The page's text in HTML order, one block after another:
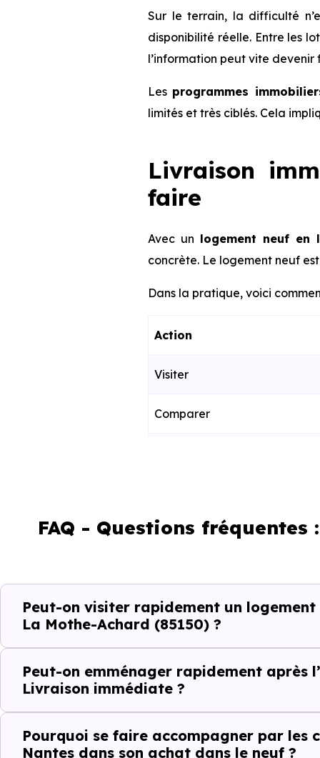
Sur le terrain, la difficulté
disponibilité réelle. Entre les
l’information peut vite devenir
Les programmes
limités et très ciblés. Cela
Livraison
faire
Avec un logement neuf en
concrète. Le logement neuf
Dans la pratique, voici
Action
Visiter
Comparer
Emménager
Ce fonctionnement est
toute projection théorique.
Éviter les
Dans un projet rapide,
AvecImmobilier Neuf
FAQ - Questions
Peut-on visiter rapidement un
La Mothe-Achard (85150) ?
Peut-on emménager rapidement après
Livraison immédiate ?
Pourquoi se faire accompagner par les
Nantes dans son achat dans le neuf ?